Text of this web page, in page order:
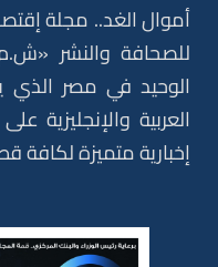
أموال الغد.. مجلة
للصحافة والنشر
الوحيد في مصر الذي
العربية والإنجليزية
إخبارية متميزة لكافة